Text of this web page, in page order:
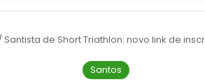
Santista de Short Triathlon: novo link de
Santos